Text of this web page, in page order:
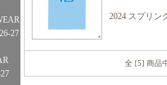
27
2024 スプリン
全 [5] 商品